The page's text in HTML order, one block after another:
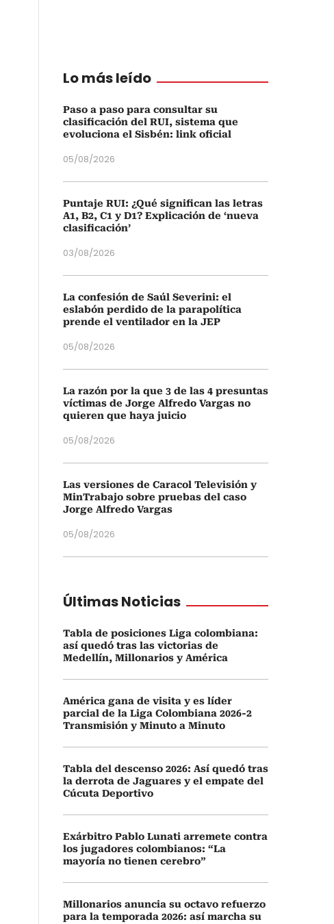
Lo más leído
Paso a paso para consultar su
clasificación del RUI, sistema que
evoluciona el Sisbén: link oficial
05/08/2026
Puntaje RUI: ¿Qué significan las letras
A1, B2, C1 y D1? Explicación de ‘nueva
clasificación’
03/08/2026
La confesión de Saúl Severini: el
eslabón perdido de la parapolítica
prende el ventilador en la JEP
05/08/2026
La razón por la que 3 de las 4 presuntas
víctimas de Jorge Alfredo Vargas no
quieren que haya juicio
05/08/2026
Las versiones de Caracol Televisión y
MinTrabajo sobre pruebas del caso
Jorge Alfredo Vargas
05/08/2026
Últimas Noticias
Tabla de posiciones Liga colombiana:
así quedó tras las victorias de
Medellín, Millonarios y América
América gana de visita y es líder
parcial de la Liga Colombiana 2026-2
Transmisión y Minuto a Minuto
Tabla del descenso 2026: Así quedó tras
la derrota de Jaguares y el empate del
Cúcuta Deportivo
Exárbitro Pablo Lunati arremete contra
los jugadores colombianos: “La
mayoría no tienen cerebro”
Millonarios anuncia su octavo refuerzo
para la temporada 2026: así marcha su